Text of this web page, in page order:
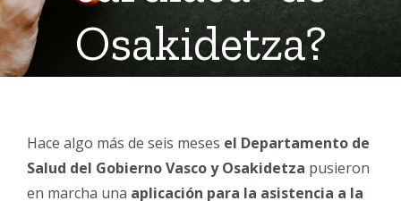
Osakidetza?
Hace algo más de seis meses el Departamento de
Salud del Gobierno Vasco y Osakidetza pusieron
en marcha una aplicación para la asistencia a la